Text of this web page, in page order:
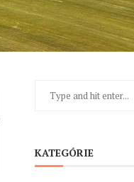
KATEGÓRIE